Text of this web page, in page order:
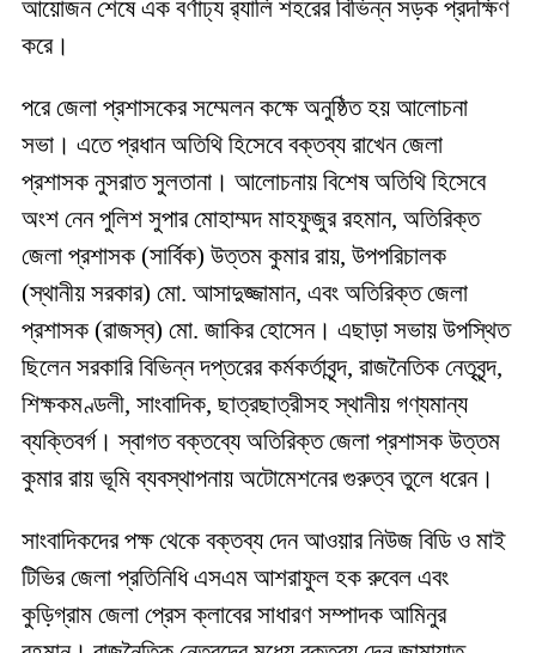
আয়োজন শেষে এক বর্ণাঢ্য র‌্যালি শহরের বিভিন্ন সড়ক প্রদক্ষিণ
করে।
পরে জেলা প্রশাসকের সম্মেলন কক্ষে অনুষ্ঠিত হয় আলোচনা
সভা। এতে প্রধান অতিথি হিসেবে বক্তব্য রাখেন জেলা
প্রশাসক নুসরাত সুলতানা। আলোচনায় বিশেষ অতিথি হিসেবে
অংশ নেন পুলিশ সুপার মোহাম্মদ মাহফুজুর রহমান, অতিরিক্ত
জেলা প্রশাসক (সার্বিক) উত্তম কুমার রায়, উপপরিচালক
(স্থানীয় সরকার) মো. আসাদুজ্জামান, এবং অতিরিক্ত জেলা
প্রশাসক (রাজস্ব) মো. জাকির হোসেন। এছাড়া সভায় উপস্থিত
ছিলেন সরকারি বিভিন্ন দপ্তরের কর্মকর্তাবৃন্দ, রাজনৈতিক নেতৃবৃন্দ,
শিক্ষকমণ্ডলী, সাংবাদিক, ছাত্রছাত্রীসহ স্থানীয় গণ্যমান্য
ব্যক্তিবর্গ। স্বাগত বক্তব্যে অতিরিক্ত জেলা প্রশাসক উত্তম
কুমার রায় ভূমি ব্যবস্থাপনায় অটোমেশনের গুরুত্ব তুলে ধরেন।
সাংবাদিকদের পক্ষ থেকে বক্তব্য দেন আওয়ার নিউজ বিডি ও মাই
টিভির জেলা প্রতিনিধি এসএম আশরাফুল হক রুবেল এবং
কুড়িগ্রাম জেলা প্রেস ক্লাবের সাধারণ সম্পাদক আমিনুর